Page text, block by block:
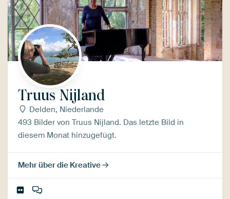
Truus Nijland
Delden, Niederlande
493 Bilder von Truus Nijland. Das letzte Bild in
diesem Monat hinzugefügt.
Mehr über die Kreative